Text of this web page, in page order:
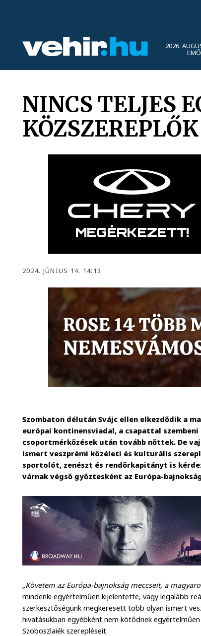
2026.
NINCS TELJES
2024. JÚNIUS 14. 14:13
Szombaton délután Svájc ellen elkezdődik a
európai kontinensviadal, a csapattal
csoportmérkőzések után tovább nőttek. De
ismert veszprémi közéleti és kulturális
sportolót, zenészt és rendőrkapitányt is
várnak végső győztesként az Európa-
„Követem az Európa-bajnokság meccseit, a
mindenki egyértelműen kijelentette, vagy legalább
szerkesztőségünk megkeresett több olyan ismert
hivatásukban egyébként nem kötődnek
Szoboszlaiék szerepléseit.